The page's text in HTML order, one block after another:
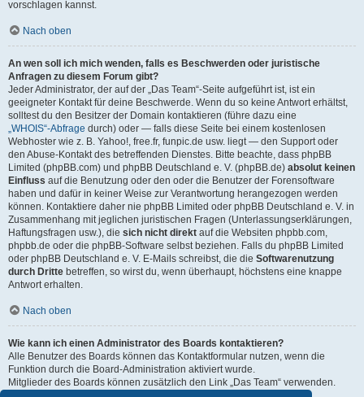
vorschlagen kannst.
Nach oben
An wen soll ich mich wenden, falls es Beschwerden oder juristische
Anfragen zu diesem Forum gibt?
Jeder Administrator, der auf der „Das Team“-Seite aufgeführt ist, ist ein
geeigneter Kontakt für deine Beschwerde. Wenn du so keine Antwort erhältst,
solltest du den Besitzer der Domain kontaktieren (führe dazu eine
„WHOIS“-Abfrage durch) oder — falls diese Seite bei einem kostenlosen
Webhoster wie z. B. Yahoo!, free.fr, funpic.de usw. liegt — den Support oder
den Abuse-Kontakt des betreffenden Dienstes. Bitte beachte, dass phpBB
Limited (phpBB.com) und phpBB Deutschland e. V. (phpBB.de) absolut keinen
Einfluss auf die Benutzung oder den oder die Benutzer der Forensoftware
haben und dafür in keiner Weise zur Verantwortung herangezogen werden
können. Kontaktiere daher nie phpBB Limited oder phpBB Deutschland e. V. in
Zusammenhang mit jeglichen juristischen Fragen (Unterlassungserklärungen,
Haftungsfragen usw.), die sich nicht direkt auf die Websiten phpbb.com,
phpbb.de oder die phpBB-Software selbst beziehen. Falls du phpBB Limited
oder phpBB Deutschland e. V. E-Mails schreibst, die die Softwarenutzung
durch Dritte betreffen, so wirst du, wenn überhaupt, höchstens eine knappe
Antwort erhalten.
Nach oben
Wie kann ich einen Administrator des Boards kontaktieren?
Alle Benutzer des Boards können das Kontaktformular nutzen, wenn die
Funktion durch die Board-Administration aktiviert wurde.
Mitglieder des Boards können zusätzlich den Link „Das Team“ verwenden.